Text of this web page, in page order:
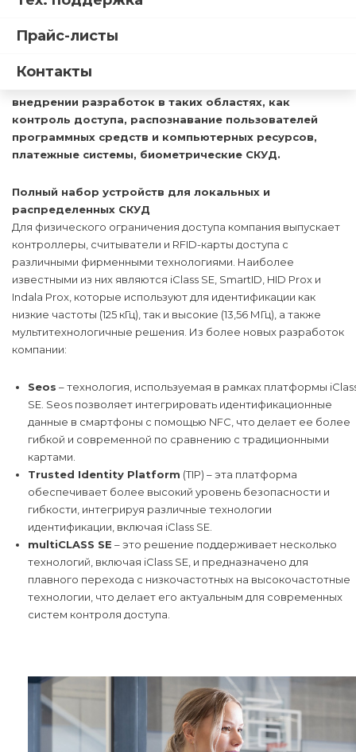
Прайс-листы
Контакты
радиочастотной идентификации (RFID). Благодаря
технологий для карт доступа, компания играет
внедрении разработок в таких областях, как
контроль доступа, распознавание пользователей
программных средств и компьютерных ресурсов,
платежные системы, биометрические СКУД.
Полный набор устройств для локальных и
распределенных СКУД
Для физического ограничения доступа компания выпускает
контроллеры, считыватели и RFID-карты доступа с
различными фирменными технологиями. Наиболее
известными из них являются iClass SE, SmartID, HID Prox и
Indala Prox, которые используют для идентификации как
низкие частоты (125 кГц), так и высокие (13,56 МГц), а также
мультитехнологичные решения. Из более новых разработок
компании:
Seos – технология, используемая в рамках платформы
SE. Seos позволяет интегрировать идентификационные
данные в смартфоны с помощью NFC, что делает ее более
гибкой и современной по сравнению с традиционными
картами.
Trusted Identity Platform (TIP) – эта платформа
обеспечивает более высокий уровень безопасности и
гибкости, интегрируя различные технологии
идентификации, включая iClass SE.
multiCLASS SE – это решение поддерживает несколько
технологий, включая iClass SE, и предназначено для
плавного перехода с низкочастотных на высокочастотные
технологии, что делает его актуальным для современных
систем контроля доступа.